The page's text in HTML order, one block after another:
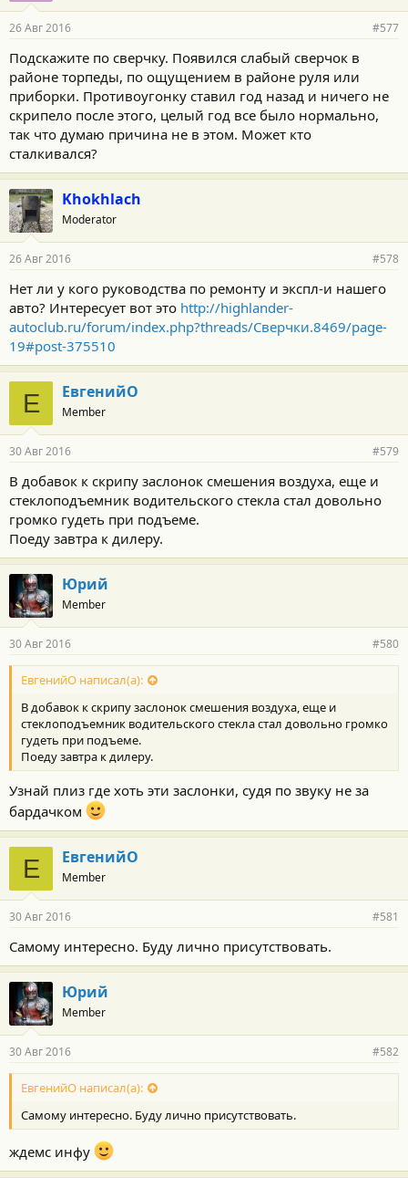
26 Авг 2016 #577
Подскажите по сверчку. Появился слабый сверчок в
районе торпеды, по ощущением в районе руля или
приборки. Противоугонку ставил год назад и ничего не
скрипело после этого, целый год все было нормально,
так что думаю причина не в этом. Может кто
сталкивался?
Khokhlach
Moderator
26 Авг 2016 #578
Нет ли у кого руководства по ремонту и экспл-и нашего
авто? Интересует вот это http://highlander-
autoclub.ru/forum/index.php?threads/Сверчки.8469/page-
19#post-375510
Е ЕвгенийО
Member
30 Авг 2016 #579
В добавок к скрипу заслонок смешения воздуха, еще и
стеклоподъемник водительского стекла стал довольно
громко гудеть при подъеме.
Поеду завтра к дилеру.
Юрий
Member
30 Авг 2016 #580
ЕвгенийО написал(а):
В добавок к скрипу заслонок смешения воздуха, еще и
стеклоподъемник водительского стекла стал довольно громко
гудеть при подъеме.
Поеду завтра к дилеру.
Узнай плиз где хоть эти заслонки, судя по звуку не за
бардачком
Е ЕвгенийО
Member
30 Авг 2016 #581
Самому интересно. Буду лично присутствовать.
Юрий
Member
30 Авг 2016 #582
ЕвгенийО написал(а):
Самому интересно. Буду лично присутствовать.
ждемс инфу